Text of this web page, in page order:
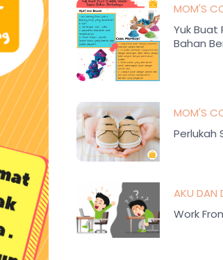
MOM'S
Yuk Buat
Bahan
MOM'S
Perlukah
AKU DAN
Work